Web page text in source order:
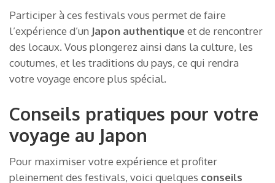
Participer à ces festivals vous permet de faire
l’expérience d’un Japon authentiqueet de rencontrer
des locaux. Vous plongerez ainsi dans la culture, les
coutumes, et les traditions du pays, ce qui rendra
votre voyage encore plus spécial.
Conseils pratiques pour votre
voyage au Japon
Pour maximiser votre expérience et profiter
pleinement des festivals, voici quelques conseils